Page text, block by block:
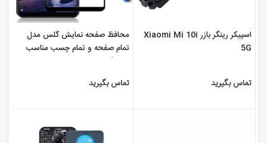
اسپیکر رینگر بازر Xiaomi Mi 10i
5G
تماس بگیرید
محافظ صفحه نمایش گلس مدل
تمام صفحه و تمام چسب مناسب
برای گوشی موبایل ...
تماس بگیرید